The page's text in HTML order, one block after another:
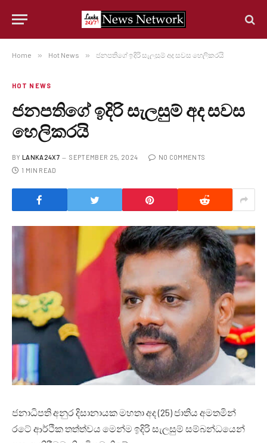
Home » Hot News » ජනපතිගේ ඉදිරි සැලසුම් අද සවස හෙලිකරයි
HOT NEWS
ජනපතිගේ ඉදිරි සැලසුම් අද සවස
හෙලිකරයි
BY LANKA24X7 SEPTEMBER 25, 2024
NO COMMENTS
1 MIN READ
ජනාධිපති අනුර දිසානායක මහතා අද (25) ජාතිය අමතමින්
රටේ ආර්ථික තත්ත්වය මෙන්ම ඉදිරි සැලසුම් සම්බන්ධයෙන්